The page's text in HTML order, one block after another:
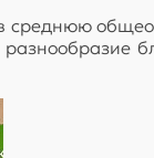
среднюю